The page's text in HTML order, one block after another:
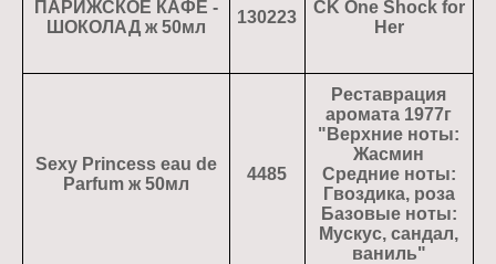
ПАРИЖСКОЕ КАФЕ -
ШОКОЛАД ж 50мл
130223
CK One Shock for
Her
Sexy Princess eau de
Parfum ж 50мл
4485
Реставрация
аромата 1977г
"Верхние ноты:
Жасмин
Средние ноты:
Гвоздика, роза
Базовые ноты:
Мускус, сандал,
ваниль"